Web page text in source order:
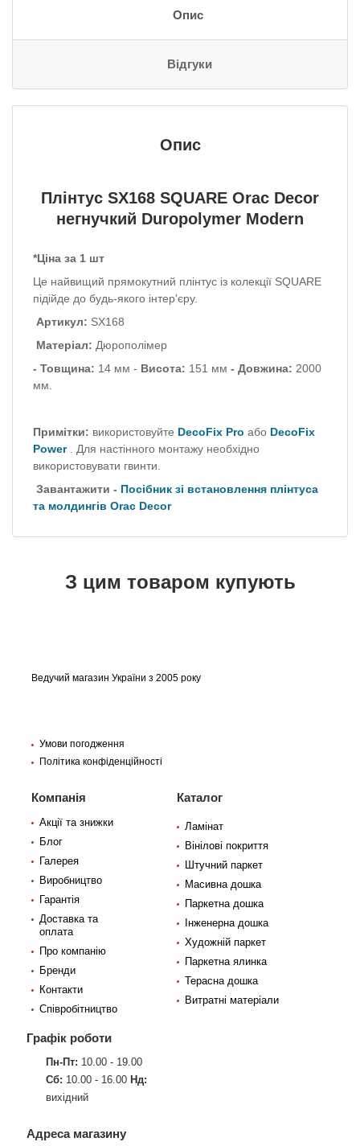
Опис
Відгуки
Опис
Плінтус SX168 SQUARE Orac Decor
негнучкий Duropolymer Modern
*Ціна за 1 шт
Це найвищий прямокутний плінтус із колекції SQUARE
підійде до будь-якого інтер'єру.
Артикул: SX168
Матеріал: Дюрополімер
- Товщина: 14 мм - Висота: 151 мм - Довжина: 2000
мм.
Примітки: використовуйте DecoFix Pro або DecoFix
Power. Для настінного монтажу необхідно
використовувати гвинти.
Завантажити - Посібник зі встановлення плінтуса
та молдингів Orac Decor
З цим товаром купують
Ведучий магазин України з 2005 року
Умови погодження
Політика конфіденційності
Компанія
Акції та знижки
Блог
Галерея
Виробництво
Гарантія
Доставка та
оплата
Про компанію
Бренди
Контакти
Співробітництво
Каталог
Ламінат
Вінілові покриття
Штучний паркет
Масивна дошка
Паркетна дошка
Інженерна дошка
Художній паркет
Паркетна ялинка
Терасна дошка
Витратні матеріали
Графік роботи
Пн-Пт: 10.00 - 19.00
Сб: 10.00 - 16.00 Нд:
вихідний
Адреса магазину